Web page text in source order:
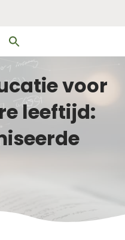
Zoekknop
voor
leeftijd: